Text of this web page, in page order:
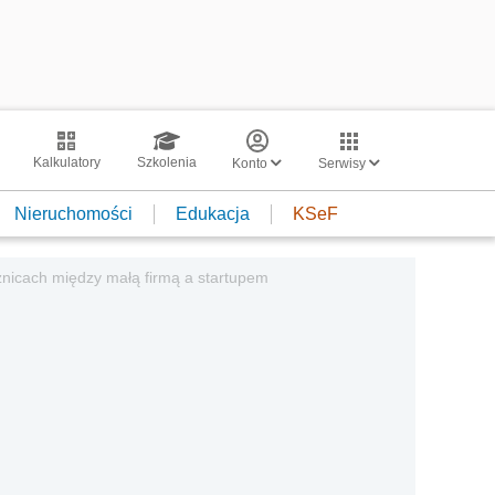
Kalkulatory Szkolenia Konto Serwisy
Nieruchomości Edukacja KSeF
między małą firmą a startupem